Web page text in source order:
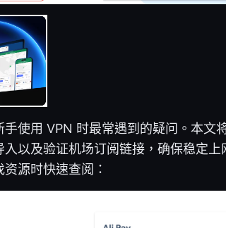
使用 VPN 时最常遇到的疑问。本文
以及验证机场订阅链接，确保稳定
源时快速查阅：